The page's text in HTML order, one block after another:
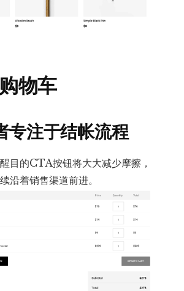
物车
专注于结帐流程
目的CTA按钮将大大减少摩擦，
沿着销售渠道前进。